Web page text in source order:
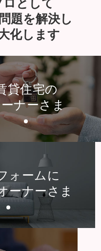
題を解決し
化します
貸住宅の
ナーさま
ォームに
ーナーさま